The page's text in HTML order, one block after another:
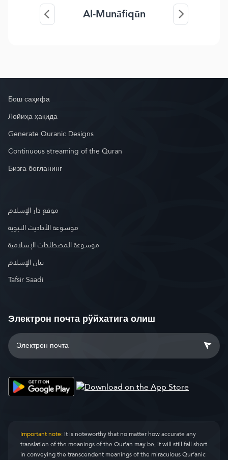
Al-Munāfiqūn
Бош саҳифа
Лойиҳа ҳақида
Generate Quranic Designs
Continuous streaming of the Quran
Бизга боғланинг
موقع دار الإسلام
موسوعة الأحاديث النبوية
موسوعة المصطلحات الإسلامية
بيان الإسلام
Tafsir Saadi
Электрон почта рўйхатига олиш
Important note:It is noteworthy that no matter how accurate any
translation of the meanings of the Qur’an may be, it will still fall short
in conveying the transcendent meanings of the miraculous Qur’anic